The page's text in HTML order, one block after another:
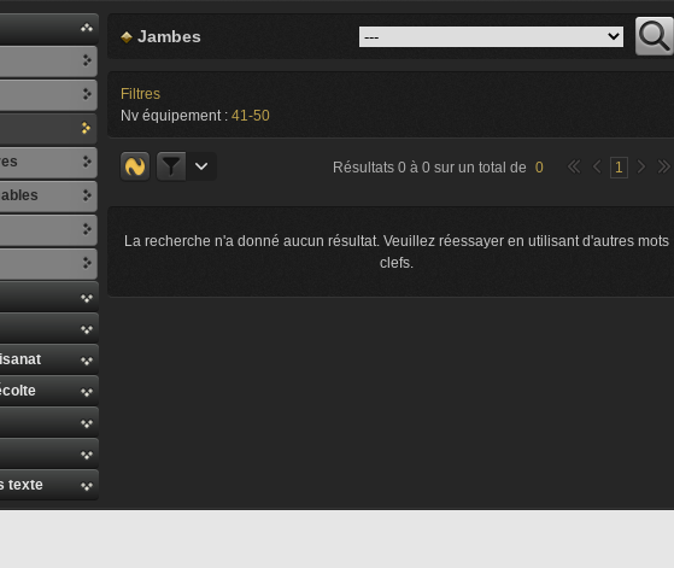
texte
Jambes
Filtres
Nv équipement : 41-50
Résultats 0 à 0 sur un total de 0 1
La recherche n'a donné aucun résultat. Veuillez réessayer en utilisant d'autres mots
clefs.